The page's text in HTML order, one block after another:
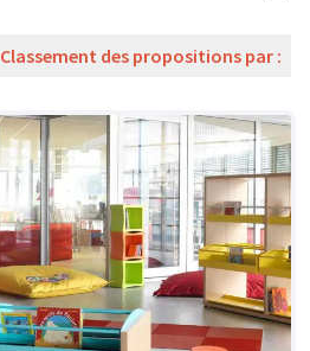
Classement des propositions par :